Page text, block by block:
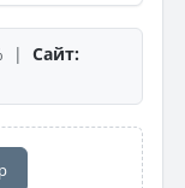
| Сайт: